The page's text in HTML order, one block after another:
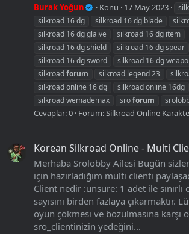
Burak Yoğun Konu 17 May 2023
silkroad 16 dg
silkroad 16 dg blade
silkroad 16 dg glaive
silkroad 16 dg item
silkroad 16 dg shield
silkroad 16 dg spear
silkroad 16 dg sword
silkroad 16 dg
silkroadforum silkroad legend 23
silkroad online 16 dg
silkroad online 16dg
silkroad wemademax
sroforum
Cevaplar: 0 Forum:Silkroad Online
Korean Silkroad Online - Multi
Merhaba Srolobby Ailesi Bugün
için hazırladığım multi clienti
Client nedir :unsure: 1 adet ile sınırlı
sayısını birden fazlaya çıkarmaktır.
oyun çökmesi ve bozulmasına karşı
sro_clientinizin yedeğini...